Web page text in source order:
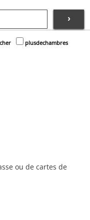
›
plusdechambres
ou de cartes de